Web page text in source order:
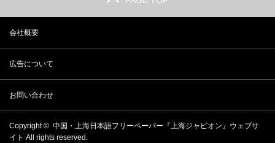
会社概要
広告について
お問い合わせ
Copyright © 中国・上海日本語フリーペーパー『上海ジャピオン』ウェブサ
イト All rights reserved.